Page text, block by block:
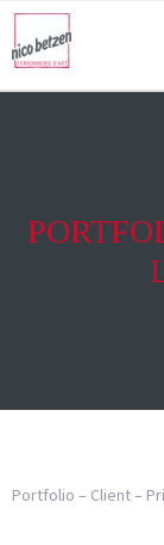
Portfolio – Client –